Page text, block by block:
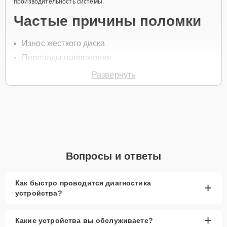
Частые причины поломки
Износ жесткого диска
Перепады напряжения
Физические повреждения
Перегрев оборудования
Главные особенности
сервиса
Развернуть
Вопросы и ответы
Как быстро проводится диагностика
устройства?
+
Какие устройства вы обслуживаете? +